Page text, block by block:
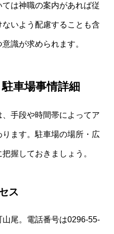
は神職の案内があれば従
いよう配慮することも含
識が求められます。
車場事情詳細
手段や時間帯によってア
ます。駐車場の場所・広
握しておきましょう。
ス
尾。電話番号は0296-55-